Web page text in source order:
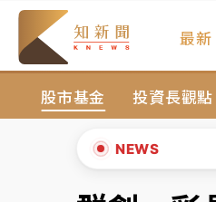
最新
股市基金 投資長觀點
NEWS
台積電殺35元
中信慈善基金會
故宮《龍藏經》
台東農業處長涉